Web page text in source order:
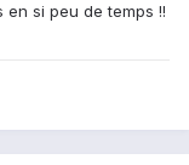
si peu de temps !!